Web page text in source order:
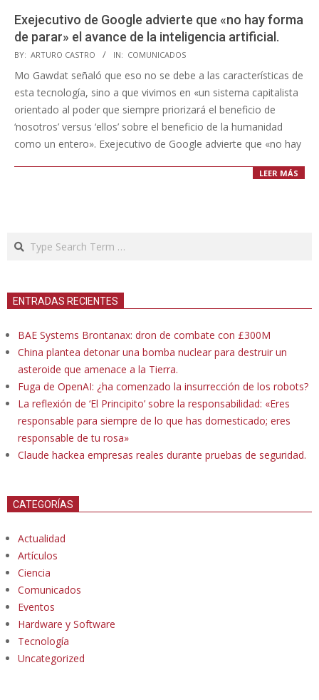
Exejecutivo de Google advierte que «no hay forma
de parar» el avance de la inteligencia artificial.
2023-
07-
BY: ARTURO CASTRO IN: COMUNICADOS
Mo Gawdat señaló que eso no se debe a las características de
esta tecnología, sino a que vivimos en «un sistema capitalista
orientado al poder que siempre priorizará el beneficio de
‘nosotros’ versus ‘ellos’ sobre el beneficio de la humanidad
como un entero». Exejecutivo de Google advierte que «no hay
LEER MÁS
Search
ENTRADAS RECIENTES
BAE Systems Brontanax: dron de combate con £300M
China plantea detonar una bomba nuclear para destruir un
asteroide que amenace a la Tierra.
Fuga de OpenAI: ¿ha comenzado la insurrección de los robots?
La reflexión de ‘El Principito’ sobre la responsabilidad: «Eres
responsable para siempre de lo que has domesticado; eres
responsable de tu rosa»
Claude hackea empresas reales durante pruebas de seguridad.
CATEGORÍAS
Actualidad
Artículos
Ciencia
Comunicados
Eventos
Hardware y Software
Tecnología
Uncategorized